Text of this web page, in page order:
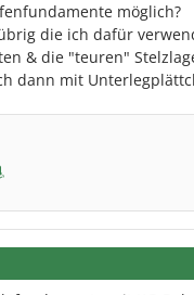
möglich?
die ich dafür
& die "teuren"
dann mit